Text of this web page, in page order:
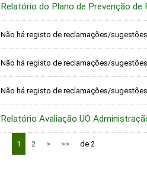
Relatório do Plano de Prevenção
Não há registo de reclamações/
Não há registo de reclamações/
Não há registo de reclamações/
Relatório Avaliação UO
1 2 > >> de 2